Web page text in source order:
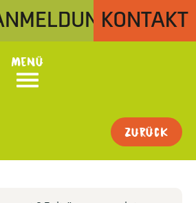
KONTAKT
Menü
Zurück